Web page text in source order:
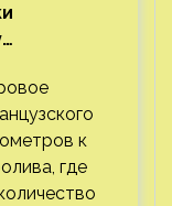
к
где